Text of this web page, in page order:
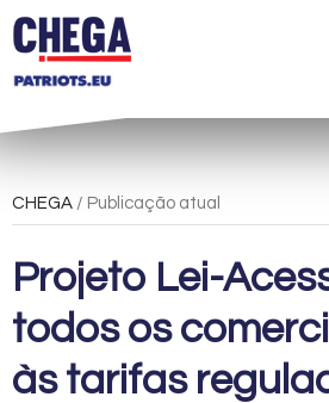
CHEGA / Publicação atual
Projeto Lei-
todos os
às tarifas